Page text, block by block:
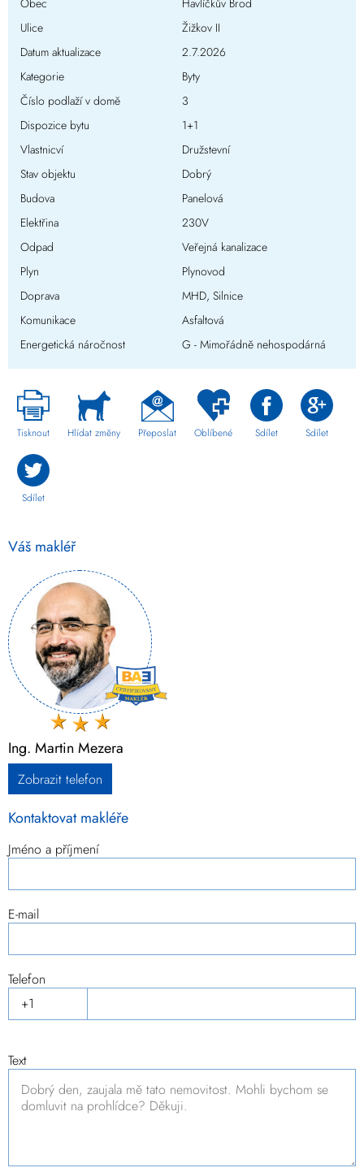
Obec
Havlíčkův Brod
Ulice
Žižkov II
Datum aktualizace
2.7.2026
Kategorie
Byty
Číslo podlaží v domě
3
Dispozice bytu
1+1
Vlastnicví
Družstevní
Stav objektu
Dobrý
Budova
Panelová
Elektřina
230V
Odpad
Veřejná kanalizace
Plyn
Plynovod
Doprava
MHD, Silnice
Komunikace
Asfaltová
Energetická náročnost
G - Mimořádně nehospodárná
Tisknout Hlídat změny Přeposlat Oblíbené Sdílet Sdílet
Sdílet
Váš makléř
Ing. Martin Mezera
Zobrazit telefon
Kontaktovat makléře
Jméno a příjmení
E-mail
Telefon
Text